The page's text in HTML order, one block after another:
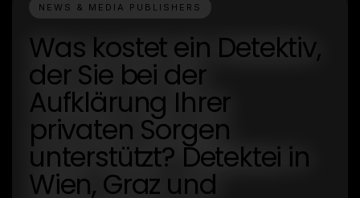
NEWS & MEDIA PUBLISHERS
Was kostet ein Detektiv,
der Sie bei der
Aufklärung Ihrer
privaten Sorgen
unterstützt? Detektei in
Wien, Graz und